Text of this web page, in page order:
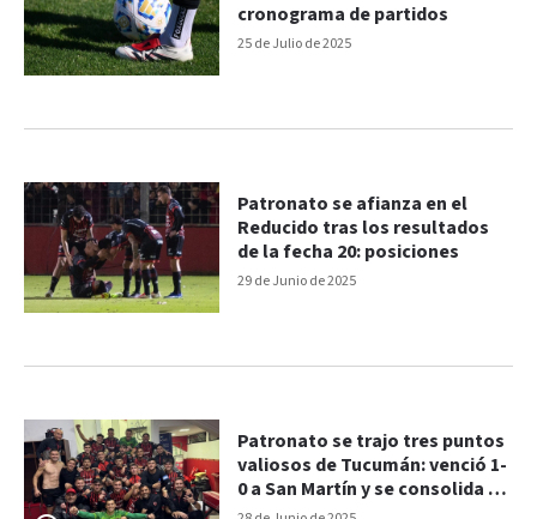
25 de Julio de 2025
cronograma de partidos
29 de Junio de 2025
Patronato se afianza en el
Reducido tras los resultados
de la fecha 20: posiciones
Patronato se trajo tres puntos
valiosos de Tucumán: venció 1-
0 a San Martín y se consolida en
el Reducido